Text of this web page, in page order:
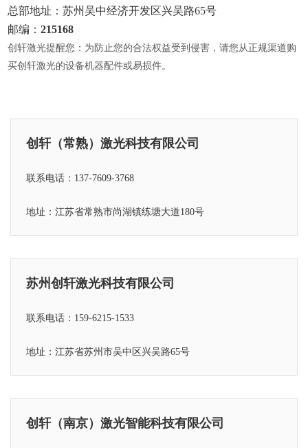
总部地址：苏州吴中经济开发区兴吴路65号
邮编：215168
创轩激光提醒您：为防止您的合法权益受到侵害，请您从正规渠道购
买创轩激光的设备机器配件或易损件。
创轩（常熟）激光科技有限公司
联系电话：137-7609-3768
地址：江苏省常熟市尚湖镇练塘大道180号
苏州创轩激光科技有限公司
联系电话：159-6215-1533
地址：江苏省苏州市吴中区兴吴路65号
创轩（南京）激光智能科技有限公司